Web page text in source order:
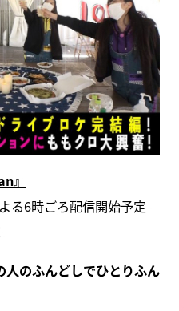
』
る6時ごろ配信開始予定
人のふんどしでひとりふん